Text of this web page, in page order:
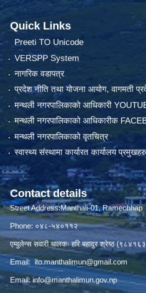
Quick Links
Preeti TO Unicode
VERSPP System
नागरिक वडापत्र
प्रदेश नीति तथा योजना आयोग, वागमती
मन्थली नगरपालिकाको आधिकारी
मन्थली नगरपालिकाको आधिकारीक
मन्थली नगरपालिकाको वृतचित्र
स्वास्थ्य संस्थामा कार्यारत कार्यालय
Contact details
Street Address:Manthali-01, Ramechhap
Phone: ०४८-५४०११२
एम्वुलेन्स सवारी चालकः हरि बहादुर श्रेष्ठ
Email:ito.manthalimun@gmail.com
Email:info@manthalimun.gov.np